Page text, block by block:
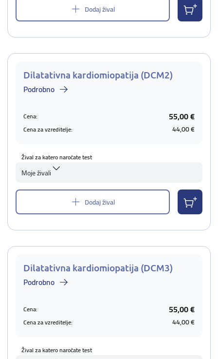
Dodaj žival
Dilatativna kardiomiopatija (DCM2)
Podrobno
Cena: 55,00 €
Cena za vzreditelje: 44,00 €
Žival za katero naročate test
Moje živali
Dodaj žival
Dilatativna kardiomiopatija (DCM3)
Podrobno
Cena: 55,00 €
Cena za vzreditelje: 44,00 €
Žival za katero naročate test